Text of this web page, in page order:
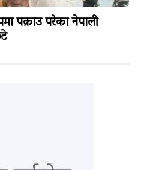
पक्राउ परेका नेपाली